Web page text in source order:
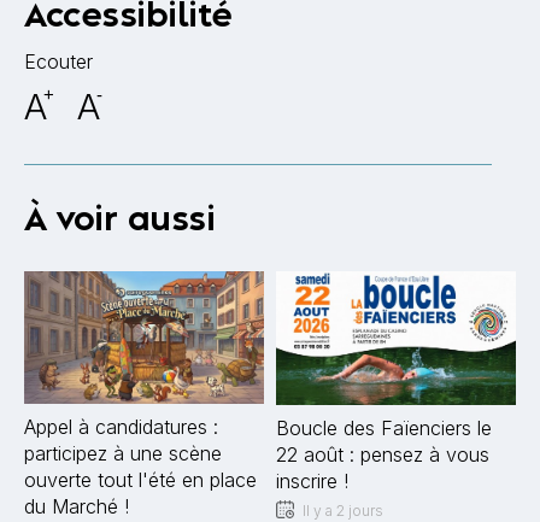
Accessibilité
Ecouter
A+ A-
À voir aussi
Appel à candidatures :
participez à une scène
ouverte tout l'été en place
du Marché !
Boucle des Faïenciers le
22 août : pensez à vous
inscrire !
Il y a 2 jours